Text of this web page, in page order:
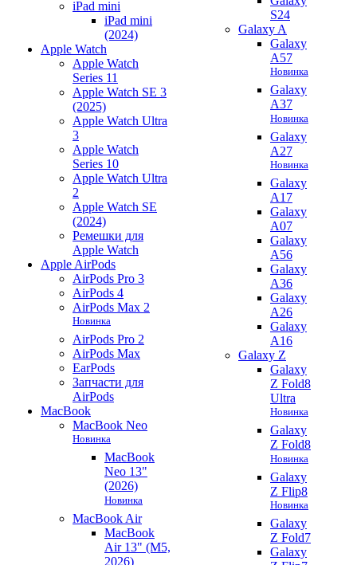
iPad mini
iPad mini
(2024)
Apple Watch
Apple Watch
Series 11
Apple Watch SE 3
(2025)
Apple Watch Ultra
3
Apple Watch
Series 10
Apple Watch Ultra
2
Apple Watch SE
(2024)
Ремешки для
Apple Watch
Apple AirPods
AirPods Pro 3
AirPods 4
AirPods Max 2
Новинка
AirPods Pro 2
AirPods Max
EarPods
Запчасти для
AirPods
MacBook
MacBook Neo
Новинка
MacBook
Neo 13"
(2026)
Новинка
MacBook Air
MacBook
Air 13" (M5,
2026)
S24
Galaxy A
Galaxy
A57
Новинка
Galaxy
A37
Новинка
Galaxy
A27
Новинка
Galaxy
A17
Galaxy
A07
Galaxy
A56
Galaxy
A36
Galaxy
A26
Galaxy
A16
Galaxy Z
Galaxy
Z Fold8
Ultra
Новинка
Galaxy
Z Fold8
Новинка
Galaxy
Z Flip8
Новинка
Galaxy
Z Fold7
Galaxy